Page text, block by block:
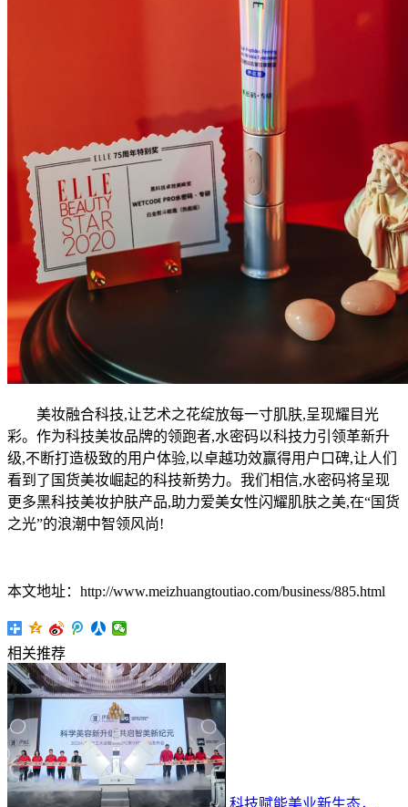
美妆融合科技,让艺术之花绽放每一寸肌肤,呈现耀目光
彩。作为科技美妆品牌的领跑者,水密码以科技力引领革新升
级,不断打造极致的用户体验,以卓越功效赢得用户口碑,让人们
看到了国货美妆崛起的科技新势力。我们相信,水密码将呈现
更多黑科技美妆护肤产品,助力爱美女性闪耀肌肤之美,在“国货
之光”的浪潮中智领风尚!
本文地址：http://www.meizhuangtoutiao.com/business/885.html
相关推荐